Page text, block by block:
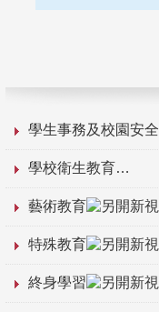
學生事務及校園安全
學校衛生教育
藝術教育
特殊教育
終身學習